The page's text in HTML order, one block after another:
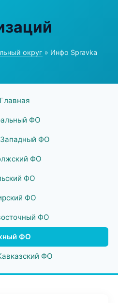
округ » Инфо Spravka
ФО
ФО
ФО
ФО
ФО
ФО
ФО
ФО